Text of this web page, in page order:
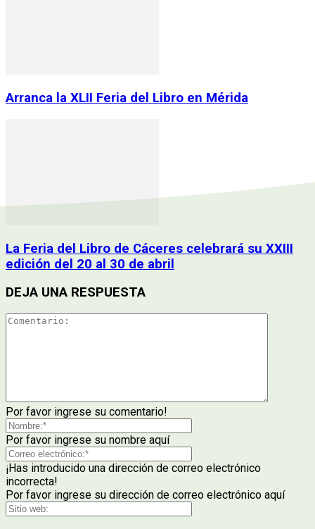
Arranca la XLII Feria del Libro en Mérida
La Feria del Libro de Cáceres celebrará su XXIII
edición del 20 al 30 de abril
DEJA UNA RESPUESTA
Por favor ingrese su comentario!
Por favor ingrese su nombre aquí
¡Has introducido una dirección de correo electrónico
incorrecta!
Por favor ingrese su dirección de correo electrónico aquí